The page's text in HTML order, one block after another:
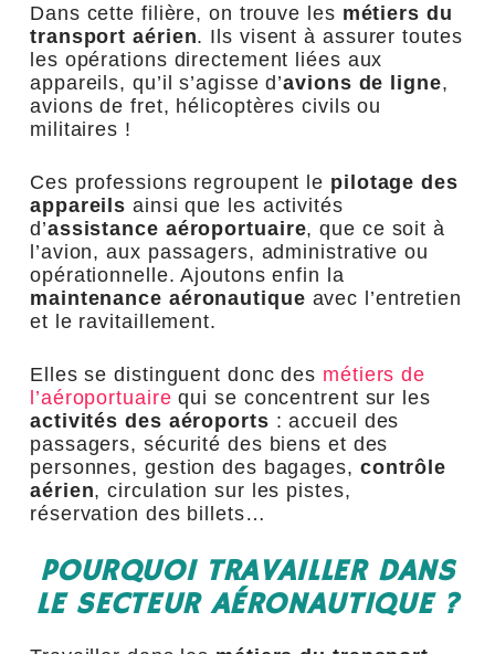
Dans cette filière, on trouve les métiers du
transport aérien. Ils visent à assurer toutes
les opérations directement liées aux
appareils, qu’il s’agisse d’avions de ligne,
avions de fret, hélicoptères civils ou
militaires !
Ces professions regroupent le pilotage des
appareils ainsi que les activités
d’assistance aéroportuaire, que ce soit à
l’avion, aux passagers, administrative ou
opérationnelle. Ajoutons enfin la
maintenance aéronautique avec l’entretien
et le ravitaillement.
Elles se distinguent donc des métiers de
l’aéroportuaire qui se concentrent sur les
activités des aéroports : accueil des
passagers, sécurité des biens et des
personnes, gestion des bagages, contrôle
aérien, circulation sur les pistes,
réservation des billets…
POURQUOI TRAVAILLER DANS
LE SECTEUR AÉRONAUTIQUE ?